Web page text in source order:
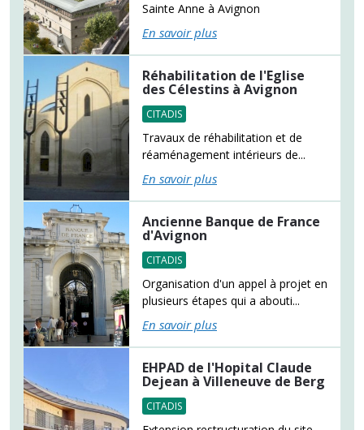
Sainte Anne à Avignon
En savoir plus
Réhabilitation de l'Eglise
des Célestins à Avignon
CITADIS
Travaux de réhabilitation et de
réaménagement intérieurs de...
En savoir plus
Ancienne Banque de France
d'Avignon
CITADIS
Organisation d'un appel à projet en
plusieurs étapes qui a abouti...
En savoir plus
EHPAD de l'Hopital Claude
Dejean à Villeneuve de Berg
CITADIS